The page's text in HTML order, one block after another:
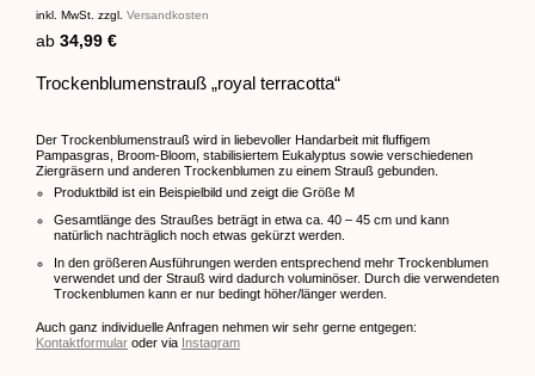
inkl. MwSt. zzgl. Versandkosten
ab 34,99 €
Trockenblumenstrauß „royal terracotta“
Der Trockenblumenstrauß wird in liebevoller Handarbeit mit fluffigem
Pampasgras, Broom-Bloom, stabilisiertem Eukalyptus sowie verschiedenen
Ziergräsern und anderen Trockenblumen zu einem Strauß gebunden.
Produktbild ist ein Beispielbild und zeigt die Größe M
Gesamtlänge des Straußes beträgt in etwa ca. 40 – 45 cm und kann
natürlich nachträglich noch etwas gekürzt werden.
In den größeren Ausführungen werden entsprechend mehr Trockenblumen
verwendet und der Strauß wird dadurch voluminöser. Durch die verwendeten
Trockenblumen kann er nur bedingt höher/länger werden.
Auch ganz individuelle Anfragen nehmen wir sehr gerne entgegen:
Kontaktformular oder via Instagram